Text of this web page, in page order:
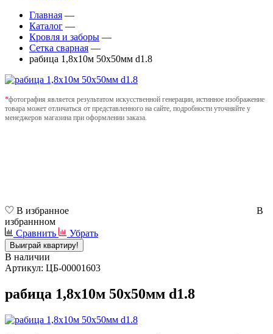
Главная —
Каталог —
Кровля и заборы —
Сетка сварная —
рабица 1,8х10м 50х50мм d1.8
*фотография является результатом искусственной генерации, истинное изображение
товара может отличаться от представленного на сайте, подробности уточняйте у
менеджеров магазина при оформлении заказа.
В избранное
В
избраннном
Сравнить
Убрать
Выиграй квартиру!
В наличии
Артикул: ЦБ-00001603
рабица 1,8х10м 50х50мм d1.8